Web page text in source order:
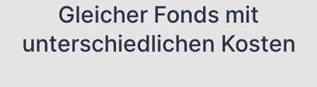
Gleicher Fonds mit
unterschiedlichen Kosten